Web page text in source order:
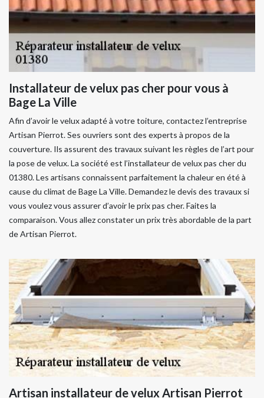
Installateur de velux pas cher pour vous à
Bage La Ville
Afin d’avoir le velux adapté à votre toiture, contactez l’entreprise
Artisan Pierrot. Ses ouvriers sont des experts à propos de la
couverture. Ils assurent des travaux suivant les règles de l’art pour
la pose de velux. La société est l’installateur de velux pas cher du
01380. Les artisans connaissent parfaitement la chaleur en été à
cause du climat de Bage La Ville. Demandez le devis des travaux si
vous voulez vous assurer d’avoir le prix pas cher. Faites la
comparaison. Vous allez constater un prix très abordable de la part
de Artisan Pierrot.
Artisan installateur de velux Artisan Pierrot